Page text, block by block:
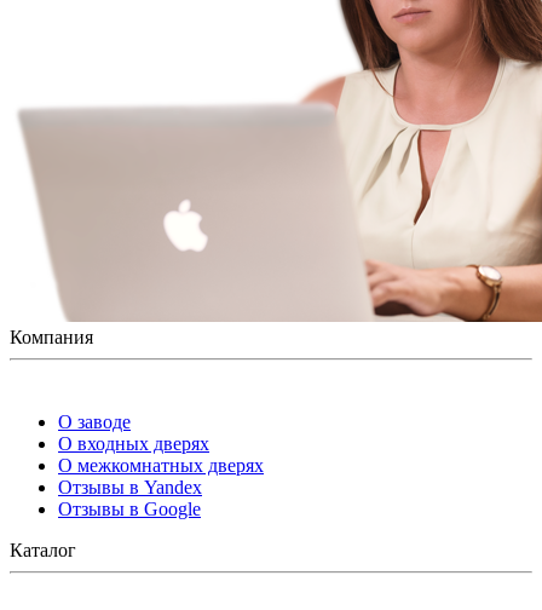
Компания
О заводе
О входных дверях
О межкомнатных дверях
Отзывы в Yandex
Отзывы в Google
Каталог